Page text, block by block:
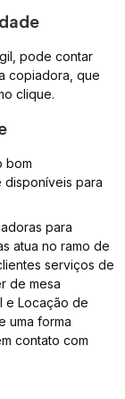
pode contar
copiadora, que
clique.
bom
disponíveis para
para
atua no ramo de
serviços de
de mesa
e Locação de
uma forma
contato com